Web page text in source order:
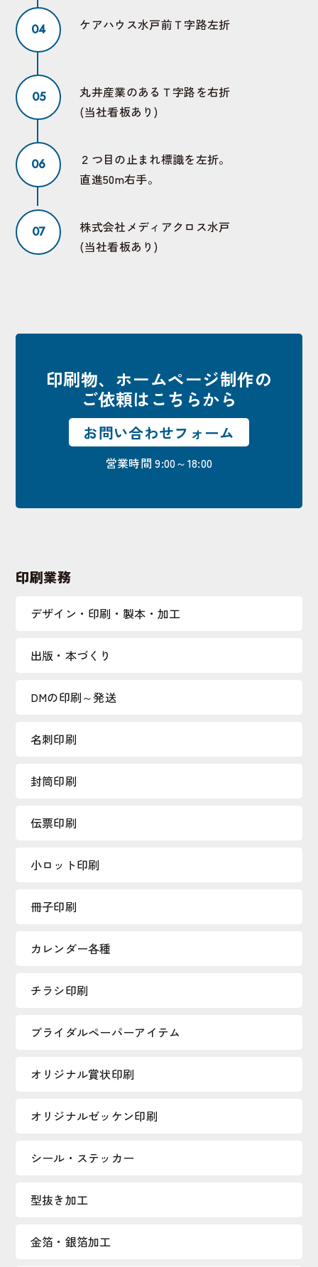
印刷業務
デザイン・印刷・製本・加工
出版・本づくり
DMの印刷～発送
名刺印刷
封筒印刷
伝票印刷
小ロット印刷
冊子印刷
カレンダー各種
チラシ印刷
ブライダルペーパーアイテム
オリジナル賞状印刷
オリジナルゼッケン印刷
シール・ステッカー
型抜き加工
金箔・銀箔加工
ケアハウス水戸前Ｔ字路左折
丸井産業のあるＴ字路を右折
(当社看板あり)
２つ目の止まれ標識を左折。
直進50m右手。
株式会社メディアクロス水戸
(当社看板あり)
印刷物、ホームページ制作の
ご依頼はこちらから
お問い合わせフォーム
営業時間 9:00～18:00